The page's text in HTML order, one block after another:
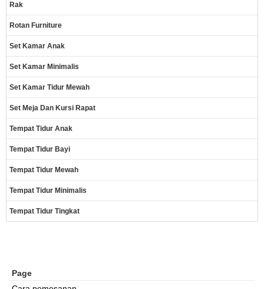
Rak
Rotan Furniture
Set Kamar Anak
Set Kamar Minimalis
Set Kamar Tidur Mewah
Set Meja Dan Kursi Rapat
Tempat Tidur Anak
Tempat Tidur Bayi
Tempat Tidur Mewah
Tempat Tidur Minimalis
Tempat Tidur Tingkat
Page